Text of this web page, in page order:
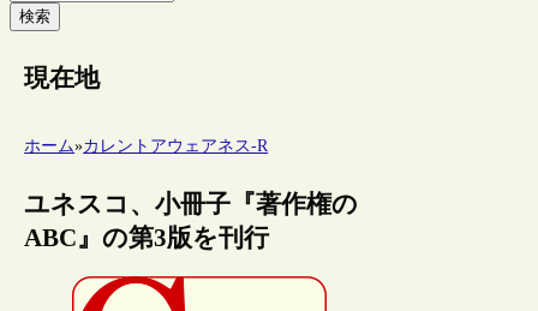
検索
現在地
ホーム»カレントアウェアネス-R
ユネスコ、小冊子『著作権の
ABC』の第3版を刊行